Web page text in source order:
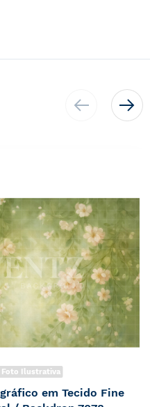
Foto Ilustrativa
em Tecido Fine